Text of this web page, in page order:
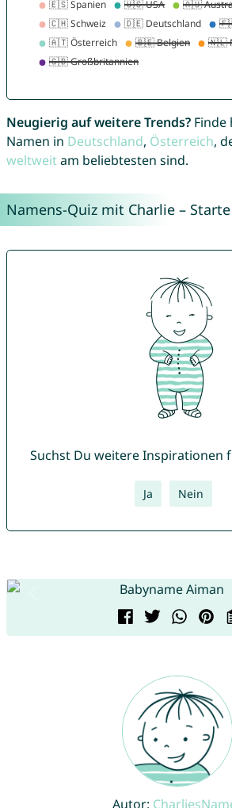
Neugierig auf weitere Trends?Finde
Namen in Deutschland, Österreich,
weltweitam beliebtesten sind.
Namens-Quiz mit Charlie –
Suchst Du weitere Inspirationen
Ja Nein
Autor: